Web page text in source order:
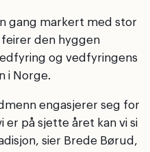
gang markert med stor
feirer den hyggen
og vedfyringens
i Norge.
engasjerer seg for
er på sjette året kan vi si
sier Brede Børud,